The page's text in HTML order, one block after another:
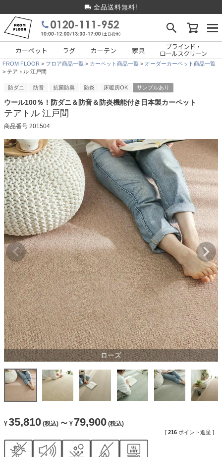
全品送料無料!
カーペット ラグ カーテン 家具 ブラインド・
ロールスクリーン
FROM FLOOR フロア商品一覧 カーペット商品一覧
オーダーカーペット商品一覧
テアトル 江戸間
防ダニ 防音 抗菌防臭 防炎 床暖房OK サンプルあり
ウール100％！防ダニ＆防音＆防炎機能付き日本製カーペット
テアトル 江戸間
商品番号 201504
ローズ
¥35,810 (税込) 〜 ¥ 79,900 (税込)
[ 216 ポイント進呈 ]